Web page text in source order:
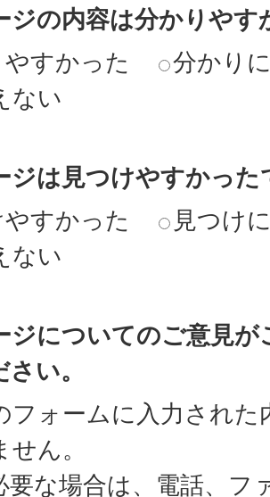
ジの内容は分かりやす
すかった
分かり
ない
ジは見つけやすかった
やすかった
見つけ
ない
ジについてのご意見
い。
フォームに入力された
ん。
要な場合は、電話、フ